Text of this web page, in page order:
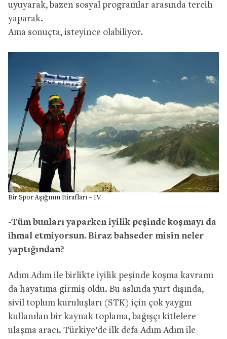
uyuyarak, bazen sosyal programlar arasında tercih
yaparak.
Ama sonuçta, isteyince olabiliyor.
Bir Spor Aşığının İtirafları – IV
-Tüm bunları yaparken iyilik peşinde koşmayı da
ihmal etmiyorsun. Biraz bahseder misin neler
yaptığından?
Adım Adım ile birlikte iyilik peşinde koşma kavramı
da hayatıma girmiş oldu. Bu aslında yurt dışında,
sivil toplum kuruluşları (STK) için çok yaygın
kullanılan bir kaynak toplama, bağışçı kitlelere
ulaşma aracı. Türkiye’de ilk defa Adım Adım ile